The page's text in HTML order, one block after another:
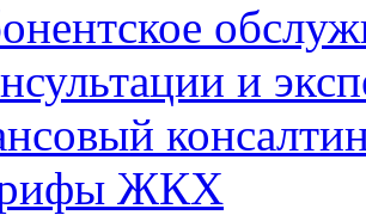
и
ЖКХ